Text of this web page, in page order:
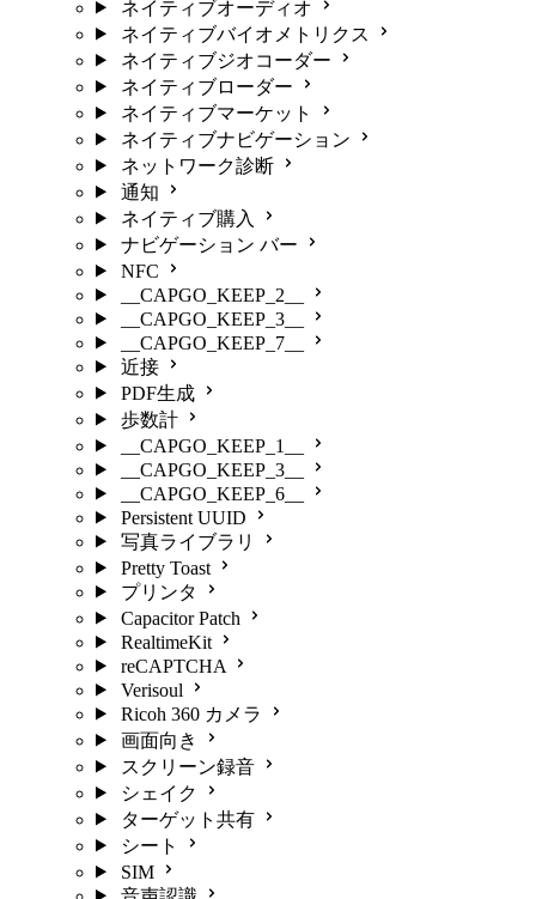
ネイティブオーディオ
ネイティブバイオメトリクス
ネイティブジオコーダー
ネイティブローダー
ネイティブマーケット
ネイティブナビゲーション
ネットワーク診断
通知
ネイティブ購入
ナビゲーション バー
NFC
__CAPGO_KEEP_2__
__CAPGO_KEEP_3__
__CAPGO_KEEP_7__
近接
PDF生成
歩数計
__CAPGO_KEEP_1__
__CAPGO_KEEP_3__
__CAPGO_KEEP_6__
Persistent UUID
写真ライブラリ
Pretty Toast
プリンタ
Capacitor Patch
RealtimeKit
reCAPTCHA
Verisoul
Ricoh 360 カメラ
画面向き
スクリーン録音
シェイク
ターゲット共有
シート
SIM